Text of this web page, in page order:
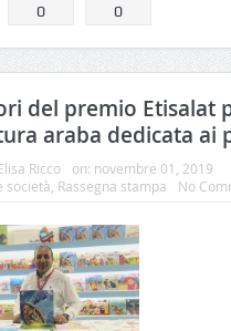
0 0
del premio Etisalat
araba dedicata ai
Ricco on: novembre 01, 2019
società Rassegna stampa No